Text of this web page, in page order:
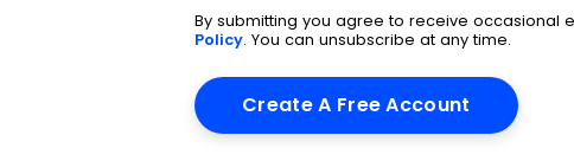
By submitting you agree to receive occasional
Policy. You can unsubscribe at any time.